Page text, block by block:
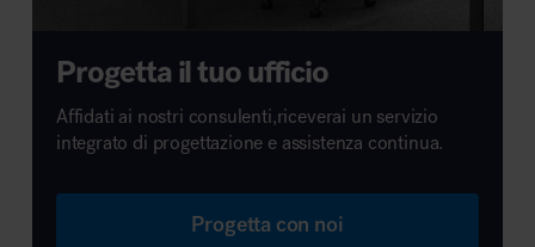
Progetta il tuo ufficio
Affidati ai nostri consulenti,riceverai un servizio
integrato di progettazione e assistenza continua.
Progetta con noi